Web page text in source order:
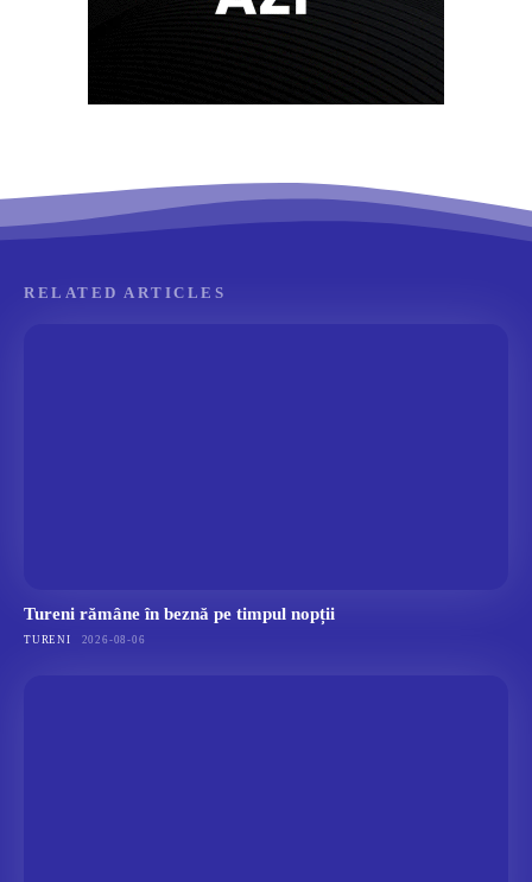
RELATED ARTICLES
Tureni rămâne în beznă pe timpul nopții
TURENI 2026-08-06